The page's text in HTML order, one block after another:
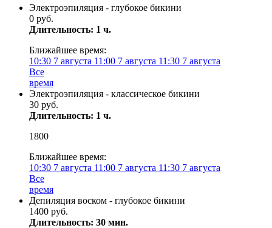
Электроэпиляция - глубокое бикини
0 руб.
Длительность: 1 ч.
Ближайшее время:
10:30 7 августа 11:00 7 августа 11:30 7 августа
Все
время
Электроэпиляция - классическое бикини
30 руб.
Длительность: 1 ч.
1800
Ближайшее время:
10:30 7 августа 11:00 7 августа 11:30 7 августа
Все
время
Депиляция воском - глубокое бикини
1400 руб.
Длительность: 30 мин.